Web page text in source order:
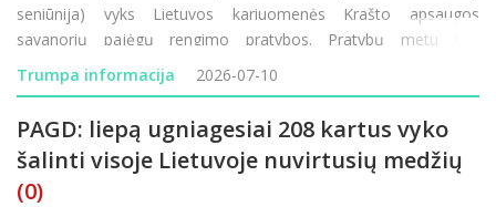
seniūnija) vyks Lietuvos kariuomenės Krašto apsaugos
savanorių pajėgų rengimo pratybos. Pratybų metu bus
naudojami ginklai, imitaciniai šaudmenys, dūminė ir garsinė
pirotechnika, judės karinė tech
Trumpa informacija 2026-07-10
PAGD: liepą ugniagesiai 208 kartus vyko
šalinti visoje Lietuvoje nuvirtusių medžių
(0)